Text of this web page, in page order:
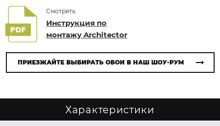
Смотреть
Инструкция по
монтажу Architector
ПРИЕЗЖАЙТЕ ВЫБИРАТЬ ОБОИ В НАШ ШОУ-РУМ
Характеристики